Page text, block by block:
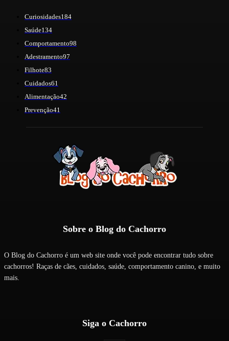
Curiosidades184
Saúde134
Comportamento98
Adestramento97
Filhote83
Cuidados61
Alimentação42
Prevenção41
Sobre o Blog do Cachorro
O Blog do Cachorro é um web site onde você pode encontrar tudo sobre
cachorros! Raças de cães, cuidados, saúde, comportamento canino, e muito
mais.
Siga o Cachorro